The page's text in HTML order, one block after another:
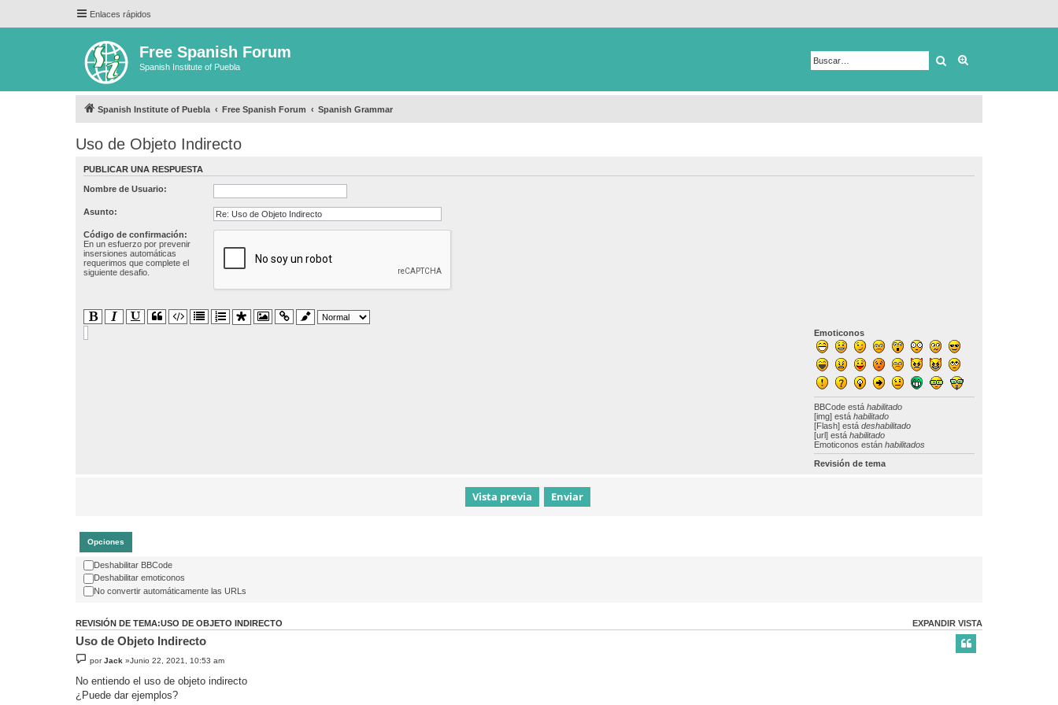
Enlaces rápidos
Free Spanish Forum
Spanish Institute of Puebla Buscar
Spanish Institute of Puebla Free Spanish Forum Spanish Grammar
Uso de Objeto Indirecto
PUBLICAR UNA RESPUESTA
Nombre de Usuario:
Asunto:
Código de confirmación:
En un esfuerzo por prevenir
insersiones automáticas
requerimos que complete el
siguiente desafio.
Emoticonos
BBCode estáhabilitado
[img] estáhabilitado
[Flash] estádeshabilitado
[url] estáhabilitado
Emoticonos estánhabilitados
Revisión de tema
Opciones
Deshabilitar BBCode
Deshabilitar emoticonos
No convertir automáticamente las URLs
EXPANDIR VISTA
REVISIÓN DE TEMA:USO DE OBJETO INDIRECTO
Uso de Objeto Indirecto
porJack »Junio 22, 2021, 10:53 am
No entiendo el uso de objeto indirecto
¿Puede dar ejemplos?